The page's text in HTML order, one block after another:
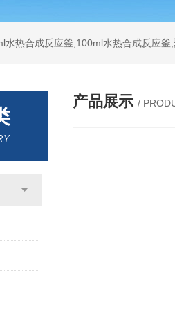
水热合成反应釜,100ml水热合成反应
产品展示 /